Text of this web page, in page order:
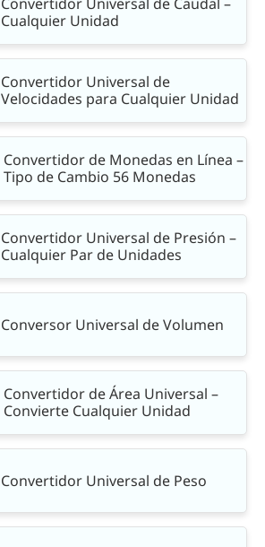
Cualquier Unidad
Convertidor Universal de
Velocidades para Cualquier Unidad
Convertidor de Monedas en Línea –
Tipo de Cambio 56 Monedas
Convertidor Universal de Presión –
Cualquier Par de Unidades
Conversor Universal de Volumen
Convertidor de Área Universal –
Convierte Cualquier Unidad
Convertidor Universal de Peso